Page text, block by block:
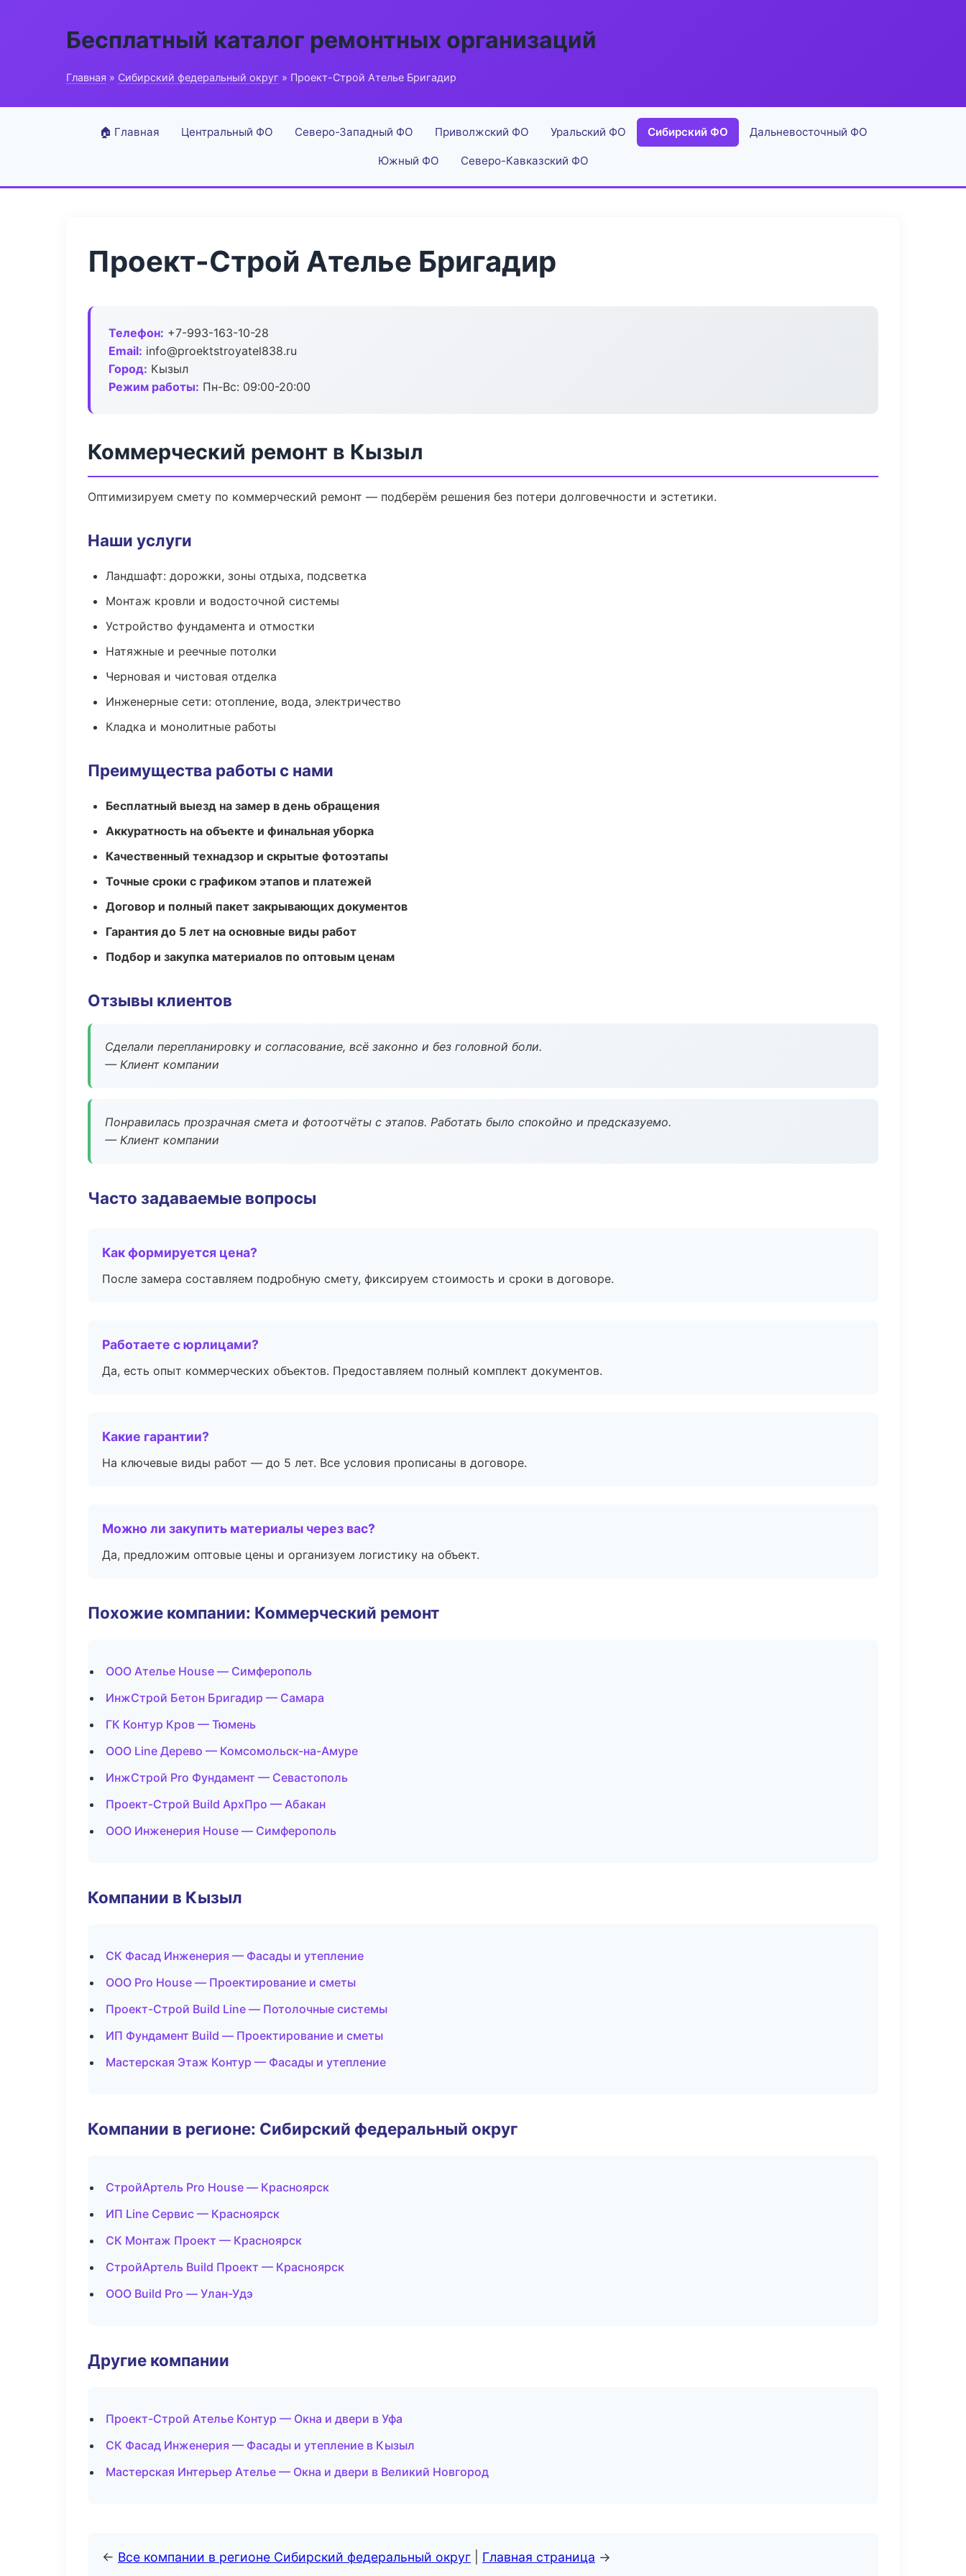
Бесплатный каталог ремонтных организаций
Главная » Сибирский федеральный округ » Проект-Строй Ателье Бригадир
🏠 Главная Центральный ФО Северо-Западный ФО Приволжский ФО Уральский ФО Сибирский ФО Дальневосточный ФО
Южный ФО Северо-Кавказский ФО
Проект-Строй Ателье Бригадир
Телефон: +7-993-163-10-28
Email: info@proektstroyatel838.ru
Город: Кызыл
Режим работы: Пн-Вс: 09:00-20:00
Коммерческий ремонт в Кызыл
Оптимизируем смету по коммерческий ремонт — подберём решения без потери долговечности и эстетики.
Наши услуги
Ландшафт: дорожки, зоны отдыха, подсветка
Монтаж кровли и водосточной системы
Устройство фундамента и отмостки
Натяжные и реечные потолки
Черновая и чистовая отделка
Инженерные сети: отопление, вода, электричество
Кладка и монолитные работы
Преимущества работы с нами
Бесплатный выезд на замер в день обращения
Аккуратность на объекте и финальная уборка
Качественный технадзор и скрытые фотоэтапы
Точные сроки с графиком этапов и платежей
Договор и полный пакет закрывающих документов
Гарантия до 5 лет на основные виды работ
Подбор и закупка материалов по оптовым ценам
Отзывы клиентов
Сделали перепланировку и согласование, всё законно и без головной боли.
— Клиент компании
Понравилась прозрачная смета и фотоотчёты с этапов. Работать было спокойно и предсказуемо.
— Клиент компании
Часто задаваемые вопросы
Как формируется цена?
После замера составляем подробную смету, фиксируем стоимость и сроки в договоре.
Работаете с юрлицами?
Да, есть опыт коммерческих объектов. Предоставляем полный комплект документов.
Какие гарантии?
На ключевые виды работ — до 5 лет. Все условия прописаны в договоре.
Можно ли закупить материалы через вас?
Да, предложим оптовые цены и организуем логистику на объект.
Похожие компании: Коммерческий ремонт
ООО Ателье House — Симферополь
ИнжСтрой Бетон Бригадир — Самара
ГК Контур Кров — Тюмень
ООО Line Дерево — Комсомольск-на-Амуре
ИнжСтрой Pro Фундамент — Севастополь
Проект-Строй Build АрхПро — Абакан
ООО Инженерия House — Симферополь
Компании в Кызыл
СК Фасад Инженерия — Фасады и утепление
ООО Pro House — Проектирование и сметы
Проект-Строй Build Line — Потолочные системы
ИП Фундамент Build — Проектирование и сметы
Мастерская Этаж Контур — Фасады и утепление
Компании в регионе: Сибирский федеральный округ
СтройАртель Pro House — Красноярск
ИП Line Сервис — Красноярск
СК Монтаж Проект — Красноярск
СтройАртель Build Проект — Красноярск
ООО Build Pro — Улан-Удэ
Другие компании
Проект-Строй Ателье Контур — Окна и двери в Уфа
СК Фасад Инженерия — Фасады и утепление в Кызыл
Мастерская Интерьер Ателье — Окна и двери в Великий Новгород
← Все компании в регионе Сибирский федеральный округ Главная страница →